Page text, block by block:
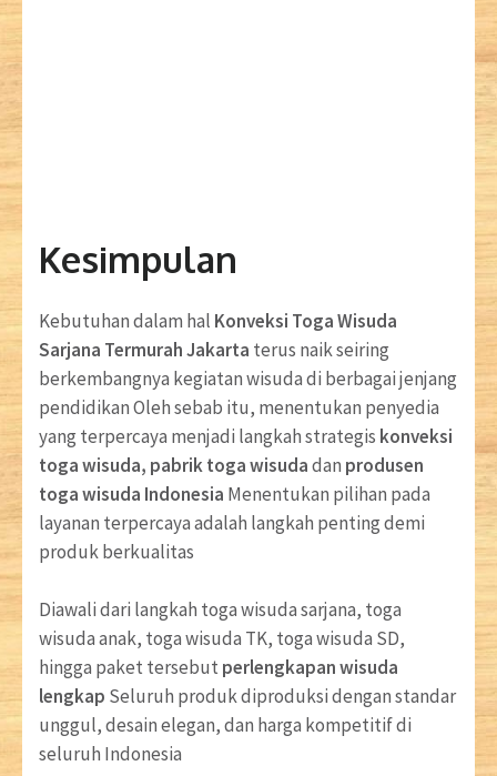
Kesimpulan
Kebutuhan dalam hal Konveksi Toga Wisuda
Sarjana Termurah Jakarta terus naik seiring
berkembangnya kegiatan wisuda di berbagai jenjang
pendidikan Oleh sebab itu, menentukan penyedia
yang terpercaya menjadi langkah strategis konveksi
toga wisuda, pabrik toga wisudadan produsen
toga wisuda Indonesia Menentukan pilihan pada
layanan terpercaya adalah langkah penting demi
produk berkualitas
Diawali dari langkah toga wisuda sarjana, toga
wisuda anak, toga wisuda TK, toga wisuda SD,
hingga paket tersebut perlengkapan wisuda
lengkap Seluruh produk diproduksi dengan standar
unggul, desain elegan, dan harga kompetitif di
seluruh Indonesia